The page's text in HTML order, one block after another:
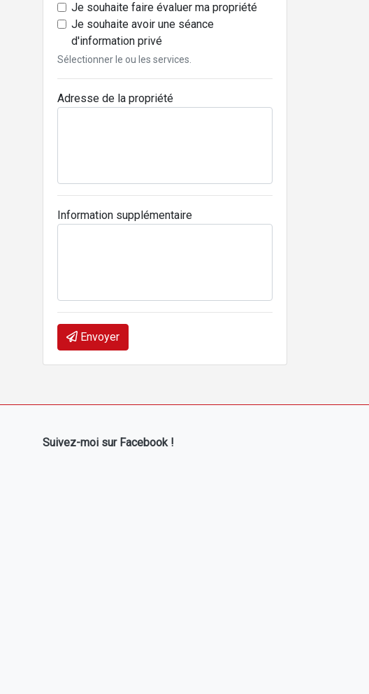
Je souhaite faire évaluer ma propriété
Je souhaite avoir une séance
d'information privé
Sélectionner le ou les services.
Adresse de la propriété
Information supplémentaire
Envoyer
Suivez-moi sur Facebook !